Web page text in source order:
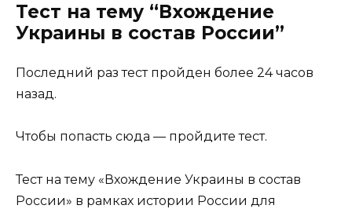
Тест на тему “Вхождение
Украины в состав России”
Последний раз тест пройден более 24 часов
назад.
Чтобы попасть сюда — пройдите тест.
Тест на тему «Вхождение Украины в состав
России» в рамках истории России для